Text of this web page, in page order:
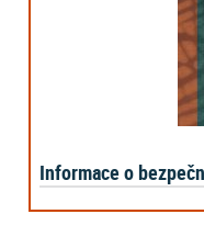
Informace o